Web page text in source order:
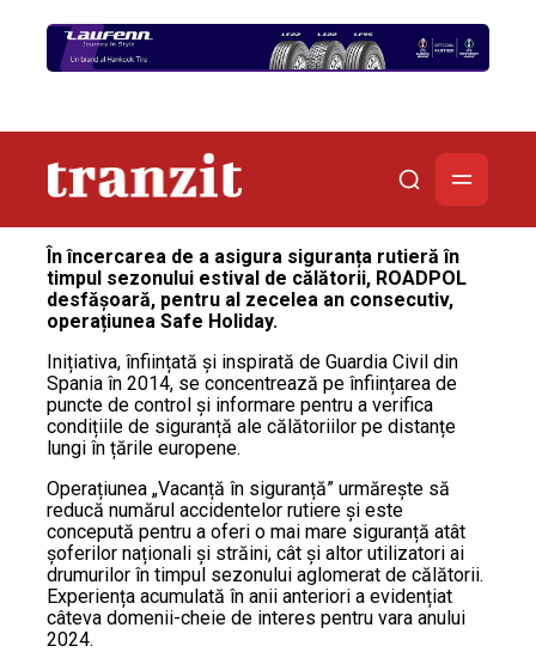
În încercarea de a asigura siguranța rutieră în
timpul sezonului estival de călătorii, ROADPOL
desfășoară, pentru al zecelea an consecutiv,
operațiunea Safe Holiday.
Inițiativa, înființată și inspirată de Guardia Civil din
Spania în 2014, se concentrează pe înființarea de
puncte de control și informare pentru a verifica
condițiile de siguranță ale călătoriilor pe distanțe
lungi în țările europene.
Operațiunea „Vacanță în siguranță” urmărește să
reducă numărul accidentelor rutiere și este
concepută pentru a oferi o mai mare siguranță atât
șoferilor naționali și străini, cât și altor utilizatori ai
drumurilor în timpul sezonului aglomerat de călătorii.
Experiența acumulată în anii anteriori a evidențiat
câteva domenii-cheie de interes pentru vara anului
2024.